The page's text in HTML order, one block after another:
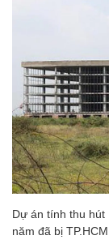
Dự án tính thu hút
năm đã bị